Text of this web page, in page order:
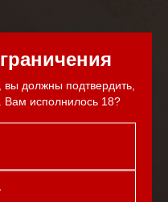
вы должны подтвердить,
Вам исполнилось 18?